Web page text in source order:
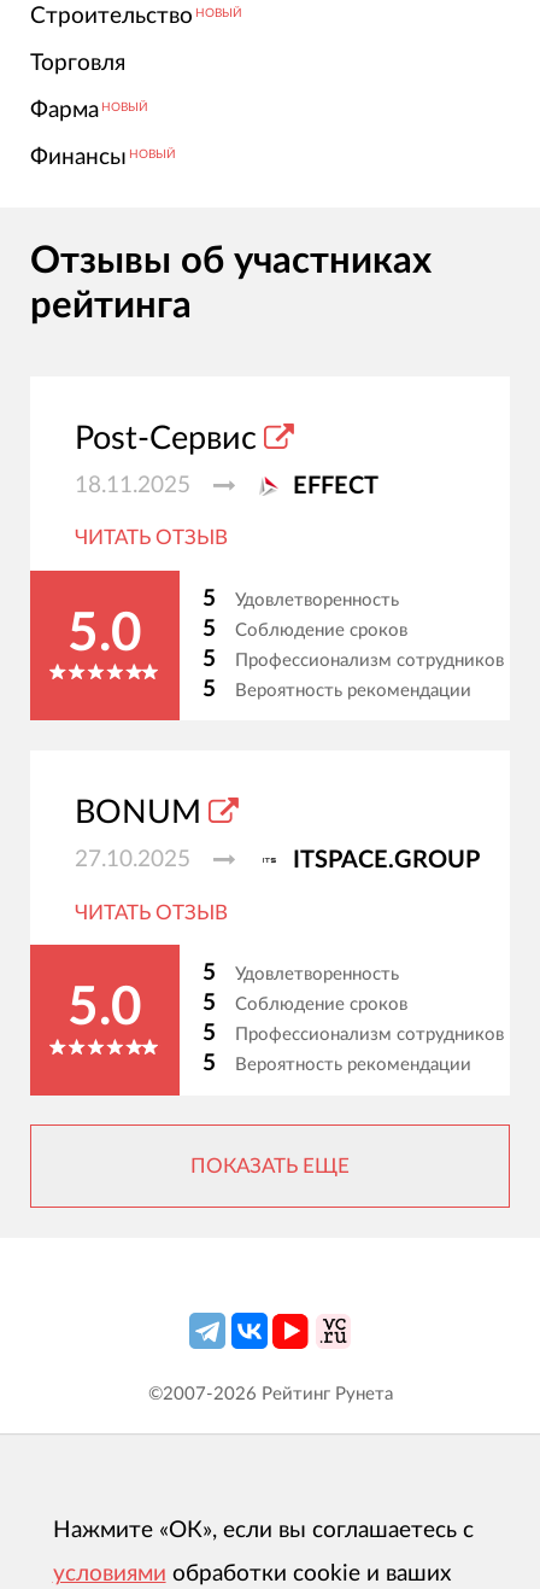
Строительство НОВЫЙ
Торговля
Фарма НОВЫЙ
Финансы НОВЫЙ
Отзывы об участниках
рейтинга
Post-Сервис
18.11.2025 EFFECT
ЧИТАТЬ ОТЗЫВ
5.0
5 Удовлетворенность
5 Соблюдение сроков
5 Профессионализм сотрудников
5 Вероятность рекомендации
BONUM
27.10.2025 ITSPACE.GROUP
ЧИТАТЬ ОТЗЫВ
5.0
5 Удовлетворенность
5 Соблюдение сроков
5 Профессионализм сотрудников
5 Вероятность рекомендации
ПОКАЗАТЬ ЕЩЕ
©2007-2026 Рейтинг Рунета
Нажмите «ОК», если вы соглашаетесь с
условиями обработки cookie и ваших